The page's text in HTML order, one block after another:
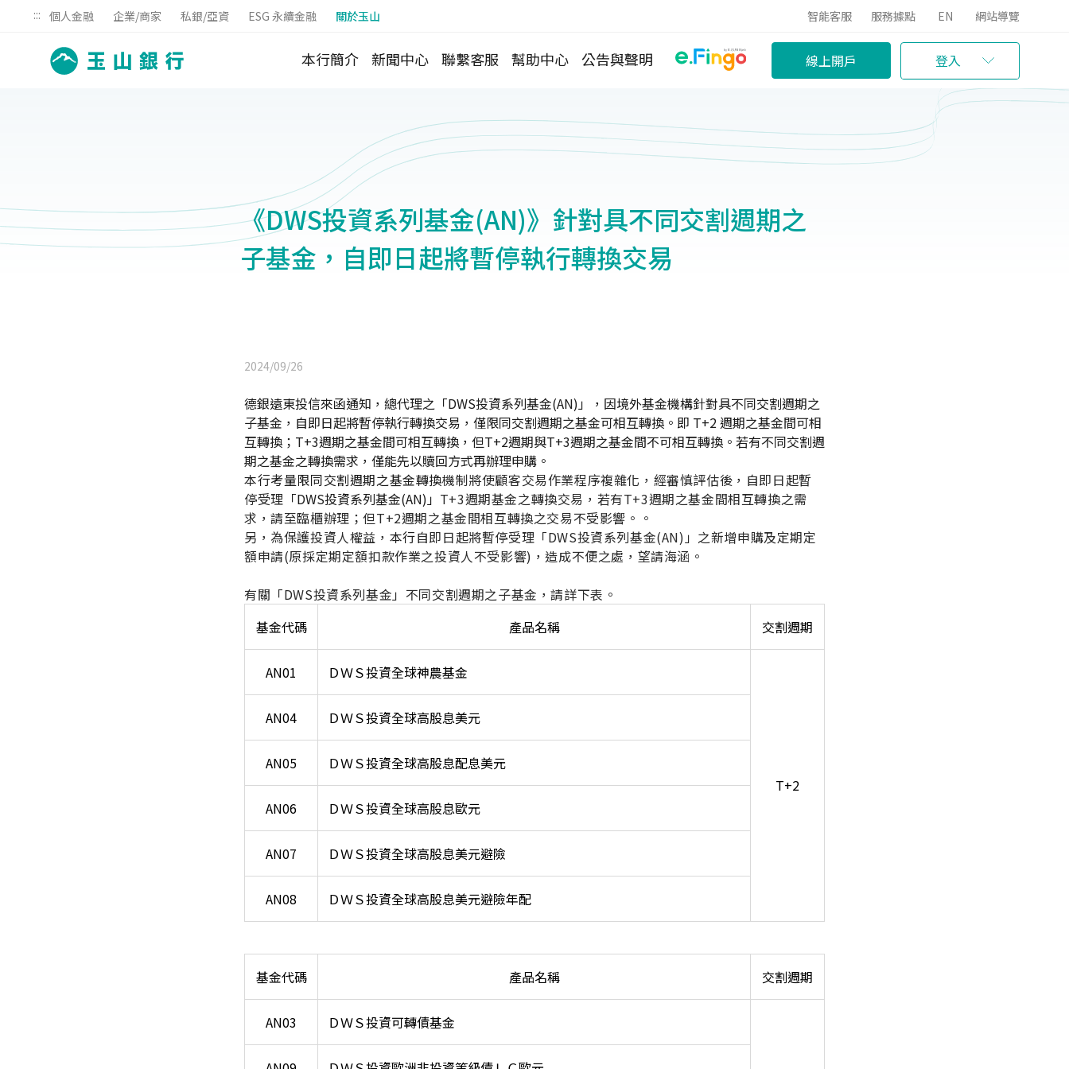
::: 個人金融 企業/商家 私銀/亞資 ESG 永續金融 關於玉山 智能客服 服務據點 EN 網站導覽
本行簡介 新聞中心 聯繫客服 幫助中心 公告與聲明 線上開戶 登入
《DWS投資系列基金(AN)》針對具不同交割週期之
子基金，自即日起將暫停執行轉換交易
2024/09/26
德銀遠東投信來函通知，總代理之「DWS投資系列基金(AN)」， 因境外基金機構針對具不同交割週期之
子基金，自即日起將暫停執行轉換交易，僅限同交割週期之基金可相互轉換。即 T+2 週期之基金間可相
互轉換；T+3週期之基金間可相互轉換，但T+2週期與T+3週期之基金間不可相互轉換。 若有不同交割週
期之基金之轉換需求，僅能先以贖回方式再辦理申購。
本行考量限同交割週期之基金轉換機制將使顧客交易作業程序複雜化，經審慎評估後，自即日起暫
停受理 「DWS投資系列基金(AN)」 T+3週期基金之轉換交易，若有T+3週期之基金間相互轉換之需
求，請至臨櫃辦理；但T+2週期之基金間相互轉換之交易不受影響。。
另，為保護投資人權益， 本行自即日起將暫停受理「DWS投資系列基金(AN)」之新增申購及定期定
額申請(原採定期定額扣款作業之投資人不受影響)，造成不便之處，望請海涵。
有關「DWS投資系列基金」不同交割週期之子基金，請詳下表。
基金代碼
產品名稱 交割週期
AN01 ＤＷＳ投資全球神農基金
T+2
AN04 ＤＷＳ投資全球高股息美元
AN05 ＤＷＳ投資全球高股息配息美元
AN06 ＤＷＳ投資全球高股息歐元
AN07 ＤＷＳ投資全球高股息美元避險
AN08 ＤＷＳ投資全球高股息美元避險年配
基金代碼 產品名稱 交割週期
AN03 ＤＷＳ投資可轉債基金